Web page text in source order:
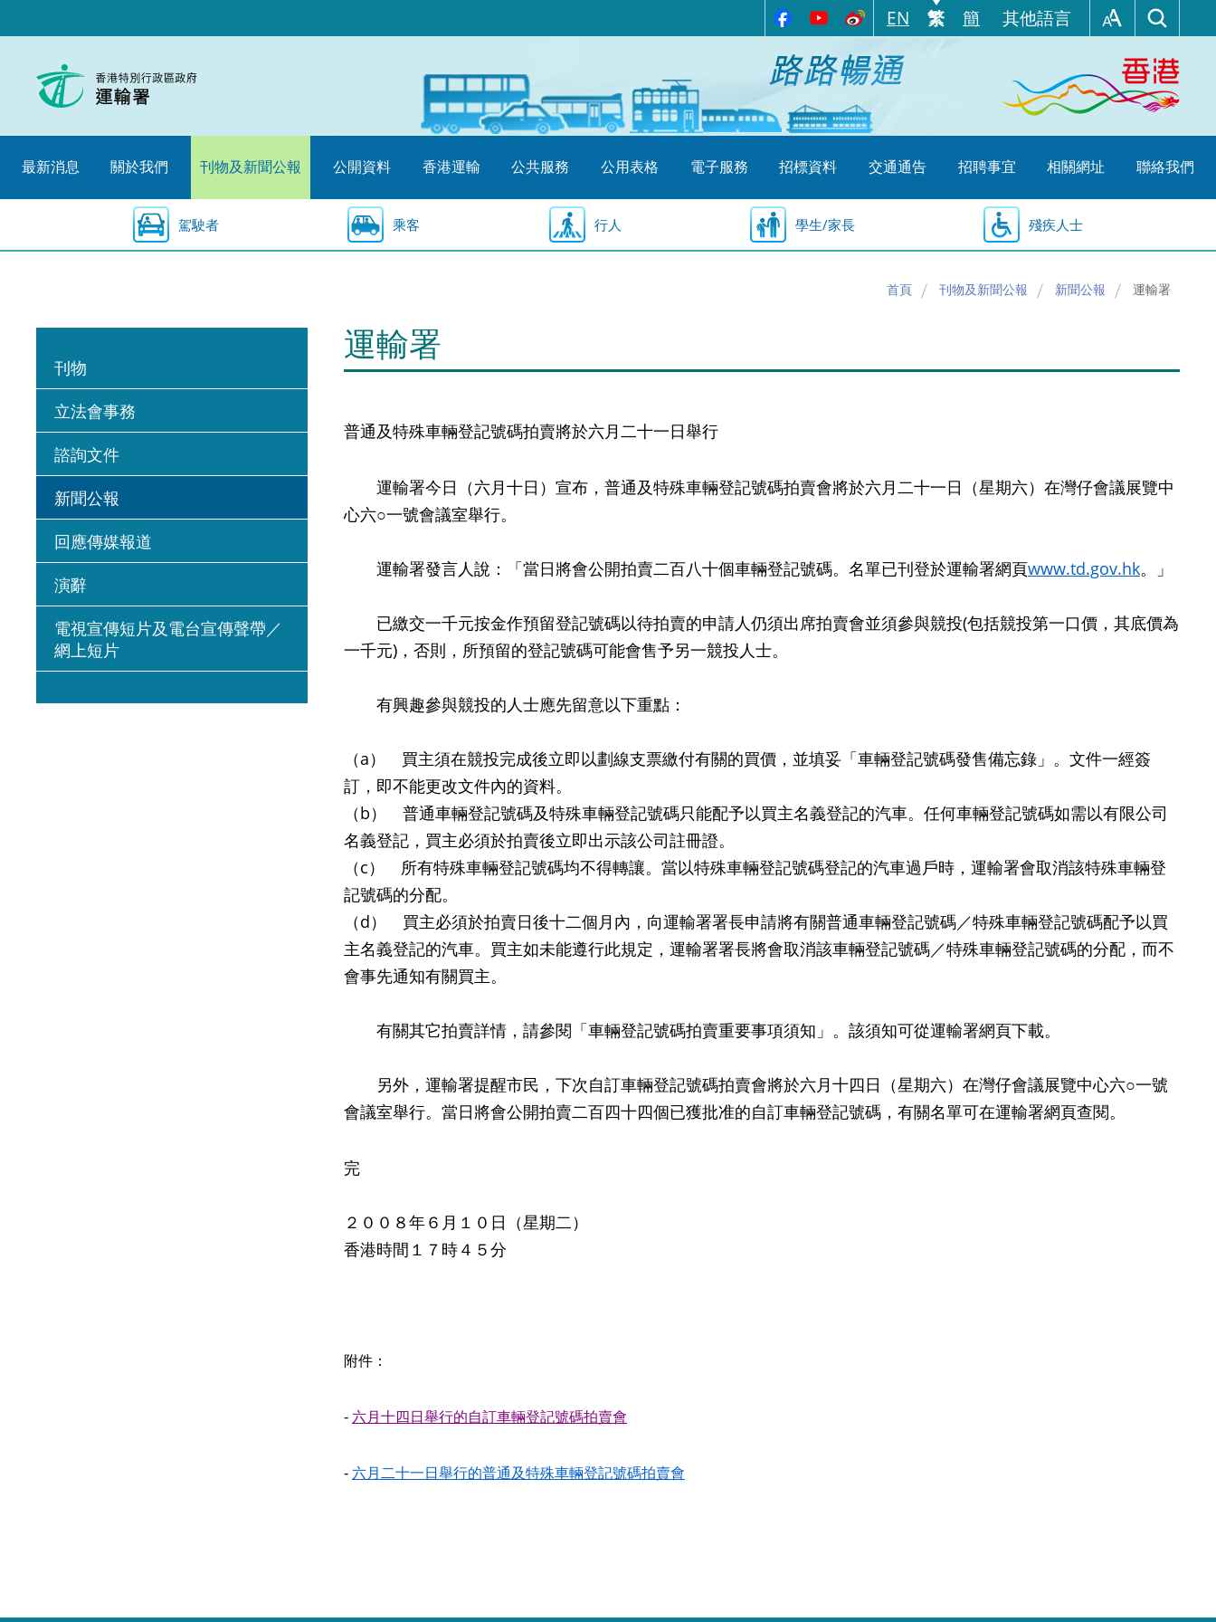
至
始
EN 繁 簡 其他語言
最新消息 關於我們 刊物及新聞公報 公開資料 香港運輸 公共服務 公用表格 電子服務 招標資料 交通通告 招聘事宜 相關網址 聯絡我們
駕駛者 乘客 行人 學生/家長 殘疾人士
首頁 刊物及新聞公報 新聞公報 運輸署
刊物
立法會事務
諮詢文件
新聞公報
回應傳媒報道
演辭
電視宣傳短片及電台宣傳聲帶／
網上短片
運輸署
普通及特殊車輛登記號碼拍賣將於六月二十一日舉行
運輸署今日（六月十日）宣布，普通及特殊車輛登記號碼拍賣會將於六月二十一日（星期六）在灣仔會議展覽中
心六○一號會議室舉行。
運輸署發言人說：「當日將會公開拍賣二百八十個車輛登記號碼。名單已刊登於運輸署網頁www.td.gov.hk。」
已繳交一千元按金作預留登記號碼以待拍賣的申請人仍須出席拍賣會並須參與競投(包括競投第一口價，其底價為
一千元)，否則，所預留的登記號碼可能會售予另一競投人士。
有興趣參與競投的人士應先留意以下重點：
（a） 買主須在競投完成後立即以劃線支票繳付有關的買價，並填妥「車輛登記號碼發售備忘錄」。文件一經簽
訂，即不能更改文件內的資料。
（b） 普通車輛登記號碼及特殊車輛登記號碼只能配予以買主名義登記的汽車。任何車輛登記號碼如需以有限公司
名義登記，買主必須於拍賣後立即出示該公司註冊證。
（c） 所有特殊車輛登記號碼均不得轉讓。當以特殊車輛登記號碼登記的汽車過戶時，運輸署會取消該特殊車輛登
記號碼的分配。
（d） 買主必須於拍賣日後十二個月內，向運輸署署長申請將有關普通車輛登記號碼／特殊車輛登記號碼配予以買
主名義登記的汽車。買主如未能遵行此規定，運輸署署長將會取消該車輛登記號碼／特殊車輛登記號碼的分配，而不
會事先通知有關買主。
有關其它拍賣詳情，請參閱「車輛登記號碼拍賣重要事項須知」。該須知可從運輸署網頁下載。
另外，運輸署提醒市民，下次自訂車輛登記號碼拍賣會將於六月十四日（星期六）在灣仔會議展覽中心六○一號
會議室舉行。當日將會公開拍賣二百四十四個已獲批准的自訂車輛登記號碼，有關名單可在運輸署網頁查閱。
完
２００８年６月１０日（星期二）
香港時間１７時４５分
附件：
- 六月十四日舉行的自訂車輛登記號碼拍賣會
- 六月二十一日舉行的普通及特殊車輛登記號碼拍賣會